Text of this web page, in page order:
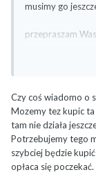
musimy go
przepraszam
Czy coś wiadomo o
Mozemy tez kupic
tam nie działa
Potrzebujemy tego
szybciej będzie
opłaca się poczekać.